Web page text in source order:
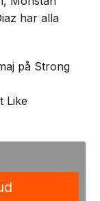
har alla
på Strong
Like